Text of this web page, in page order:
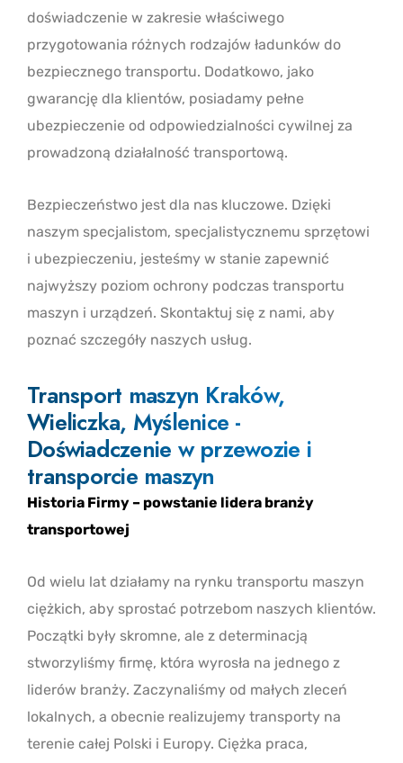
doświadczenie w zakresie właściwego
przygotowania różnych rodzajów ładunków do
bezpiecznego transportu. Dodatkowo, jako
gwarancję dla klientów, posiadamy pełne
ubezpieczenie od odpowiedzialności cywilnej za
prowadzoną działalność transportową.
Bezpieczeństwo jest dla nas kluczowe. Dzięki
naszym specjalistom, specjalistycznemu sprzętowi
i ubezpieczeniu, jesteśmy w stanie zapewnić
najwyższy poziom ochrony podczas transportu
maszyn i urządzeń. Skontaktuj się z nami, aby
poznać szczegóły naszych usług.
Transport maszyn Kraków,
Wieliczka, Myślenice -
Doświadczenie w przewozie i
transporcie maszyn
Historia Firmy – powstanie lidera branży
transportowej
Od wielu lat działamy na rynku transportu maszyn
ciężkich, aby sprostać potrzebom naszych klientów.
Początki były skromne, ale z determinacją
stworzyliśmy firmę, która wyrosła na jednego z
liderów branży. Zaczynaliśmy od małych zleceń
lokalnych, a obecnie realizujemy transporty na
terenie całej Polski i Europy. Ciężka praca,